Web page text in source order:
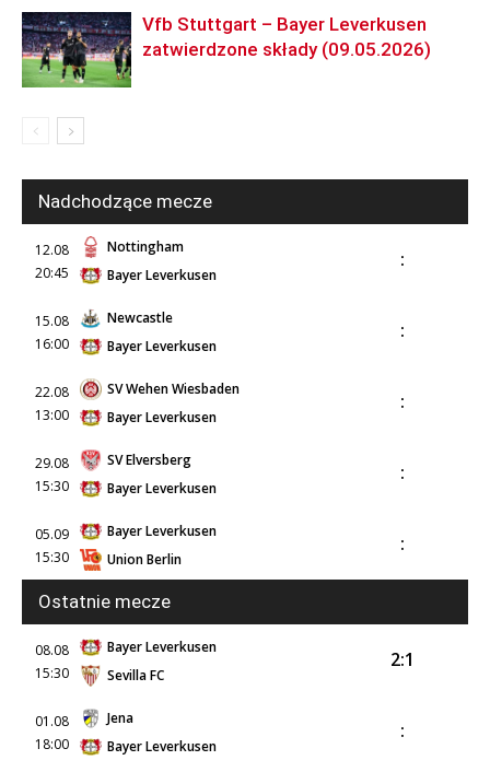
Vfb Stuttgart – Bayer Leverkusen
zatwierdzone składy (09.05.2026)
Nadchodzące mecze
12.08
20:45
Nottingham
Bayer Leverkusen
:
15.08
16:00
Newcastle
Bayer Leverkusen
:
22.08
13:00
SV Wehen Wiesbaden
Bayer Leverkusen
:
29.08
15:30
SV Elversberg
Bayer Leverkusen
:
05.09
15:30
Bayer Leverkusen
Union Berlin
:
Ostatnie mecze
08.08
15:30
Bayer Leverkusen
Sevilla FC
2:1
01.08
18:00
Jena
Bayer Leverkusen
: